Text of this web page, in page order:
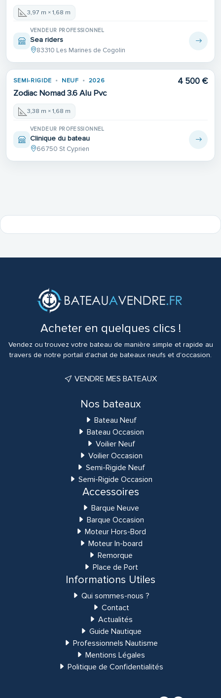
3,97 m × 1,68 m
VENDEUR PROFESSIONNEL
Sea riders
83310 Les Marines de Cogolin
SEMI-RIGIDE NEUF 2026
Zodiac Nomad 3.6 Alu Pvc
4 500 €
3,38 m × 1,68 m
VENDEUR PROFESSIONNEL
Clinique du bateau
66750 St Cyprien
Acheter en quelques clics !
Vendez ou trouvez votre bateau de manière simple et rapide au
travers de notre portail d'achat de bateaux neufs et d'occasion.
VENDRE MES BATEAUX
Nos bateaux
Bateau Neuf
Bateau Occasion
Voilier Neuf
Voilier Occasion
Semi-Rigide Neuf
Semi-Rigide Occasion
Accessoires
Barque Neuve
Barque Occasion
Moteur Hors-Bord
Moteur In-board
Remorque
Place de Port
Informations Utiles
Qui sommes-nous ?
Contact
Actualités
Guide Nautique
Professionnels Nautisme
Mentions Légales
Politique de Confidentialités